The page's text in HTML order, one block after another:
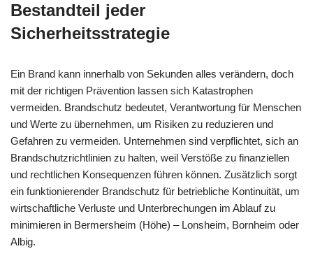
Bestandteil jeder
Sicherheitsstrategie
Ein Brand kann innerhalb von Sekunden alles verändern, doch
mit der richtigen Prävention lassen sich Katastrophen
vermeiden. Brandschutz bedeutet, Verantwortung für Menschen
und Werte zu übernehmen, um Risiken zu reduzieren und
Gefahren zu vermeiden. Unternehmen sind verpflichtet, sich an
Brandschutzrichtlinien zu halten, weil Verstöße zu finanziellen
und rechtlichen Konsequenzen führen können. Zusätzlich sorgt
ein funktionierender Brandschutz für betriebliche Kontinuität, um
wirtschaftliche Verluste und Unterbrechungen im Ablauf zu
minimieren in Bermersheim (Höhe) – Lonsheim, Bornheim oder
Albig.